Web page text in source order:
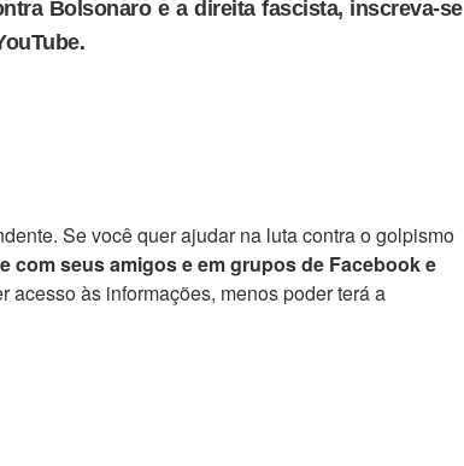
Bolsonaro e a direita fascista, inscreva-se
Se você quer ajudar na luta contra o golpismo
com seus amigos e em grupos de Facebook e
acesso às informações, menos poder terá a